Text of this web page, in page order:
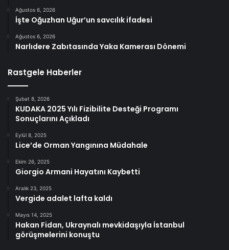
Ağustos 6, 2026
İşte Oğuzhan Uğur’un savcılık ifadesi
Ağustos 6, 2026
Narlıdere Zabıtasında Yaka Kamerası Dönemi
Rastgele Haberler
Şubat 8, 2026
KUDAKA 2025 Yılı Fizibilite Desteği Programı
Sonuçlarını Açıkladı
Eylül 8, 2025
Lice’de Orman Yangınına Müdahale
Ekim 26, 2025
Giorgio Armani Hayatını Kaybetti
Aralık 23, 2025
Vergide adalet lafta kaldı
Mayıs 14, 2025
Hakan Fidan, Ukraynalı mevkidaşıyla İstanbul
görüşmelerini konuştu